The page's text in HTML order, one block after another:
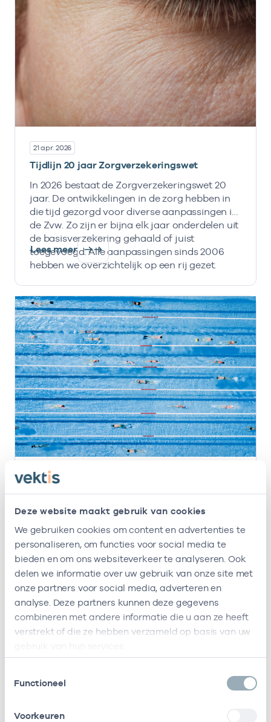
Deze website maakt gebruik van cookies
We gebruiken cookies om content en advertenties te
personaliseren, om functies voor social media te
bieden en om ons websiteverkeer te analyseren. Ook
delen we informatie over uw gebruik van onze site met
onze partners voor social media, adverteren en
analyse. Deze partners kunnen deze gegevens
combineren met andere informatie die u aan ze heeft
verstrekt of die ze hebben verzameld op basis van uw
Functioneel
Voorkeuren
21 apr. 2026
Tijdlijn 20 jaar Zorgverzekeringswet
In 2026 bestaat de Zorgverzekeringswet 20
jaar. De ontwikkelingen in de zorg hebben in
die tijd gezorgd voor diverse aanpassingen in
de Zvw. Zo zijn er bijna elk jaar onderdelen uit
de basisverzekering gehaald of juist
toegevoegd. Alle aanpassingen sinds 2006
hebben we overzichtelijk op een rij gezet.
Lees meer
20 apr. 2026
Nieuwe versie Praktijkspiegel huisartsen live
Vektis heeft een nieuwe versie van de
Praktijkspiegel voor huisartsen live gezet. De
nieuwe Praktijkspiegel is gebruiksvriendelijker,
geeft sneller inzicht in zorgkosten en trends
over de jaren heen.
Lees meer